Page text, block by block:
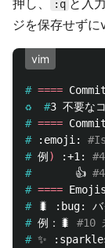
:q
ジを保存せず
vim
# ====
♻️  #
# ====
#
:emoji:
# 例 ) :+1:
#
👍
# ====
#
# 例：🐛 #10
# ✨